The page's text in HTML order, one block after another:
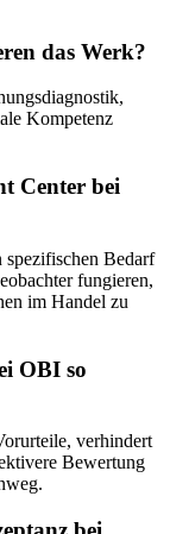
das Werk?
Kompetenz
Center bei
Bedarf
fungieren,
im Handel zu
OBI so
verhindert
Bewertung